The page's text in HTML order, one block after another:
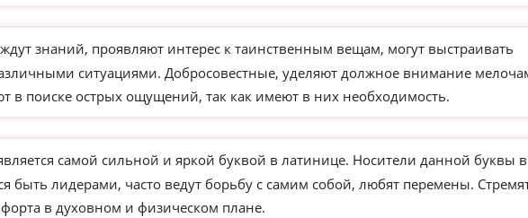
знаний, проявляют интерес к таинственным вещам, могут выстраивать
ситуациями. Добросовестные, уделяют должное внимание
в поиске острых ощущений, так как имеют в них необходимость.
самой сильной и яркой буквой в латинице. Носители данной буквы в
быть лидерами, часто ведут борьбу с самим собой, любят перемены.
в духовном и физическом плане.